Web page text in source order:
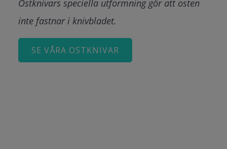
Ostknivars speciella utformning gör att osten
inte fastnar i knivbladet.
SE VÅRA OSTKNIVAR